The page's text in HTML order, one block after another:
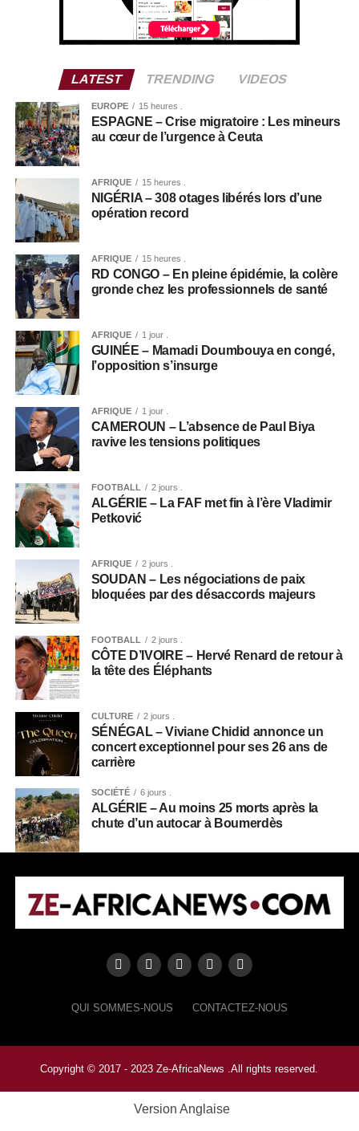
LATEST TRENDING VIDEOS
EUROPE 15 heures .
ESPAGNE – Crise migratoire : Les mineurs
au cœur de l’urgence à Ceuta
AFRIQUE 15 heures .
NIGÉRIA – 308 otages libérés lors d’une
opération record
AFRIQUE 15 heures .
RD CONGO – En pleine épidémie, la colère
gronde chez les professionnels de santé
AFRIQUE 1 jour .
GUINÉE – Mamadi Doumbouya en congé,
l’opposition s’insurge
AFRIQUE 1 jour .
CAMEROUN – L’absence de Paul Biya
ravive les tensions politiques
FOOTBALL 2 jours .
ALGÉRIE – La FAF met fin à l’ère Vladimir
Petković
AFRIQUE 2 jours .
SOUDAN – Les négociations de paix
bloquées par des désaccords majeurs
FOOTBALL 2 jours .
CÔTE D’IVOIRE – Hervé Renard de retour à
la tête des Éléphants
CULTURE 2 jours .
SÉNÉGAL – Viviane Chidid annonce un
concert exceptionnel pour ses 26 ans de
carrière
SOCIÉTÉ 6 jours .
ALGÉRIE – Au moins 25 morts après la
chute d’un autocar à Boumerdès
QUI SOMMES-NOUS CONTACTEZ-NOUS
Copyright © 2017 - 2023 Ze-AfricaNews .All rights reserved.
Version Anglaise